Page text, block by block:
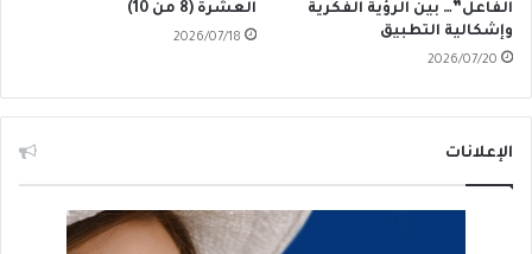
الفاعل”… بين الرؤية الفكرية
وإشكالية التطبيق
2026/07/20
العشرة (8 من 10)
2026/07/18
الإعلانات